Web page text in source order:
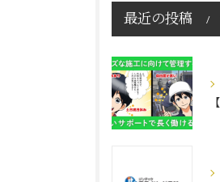
最近の投稿